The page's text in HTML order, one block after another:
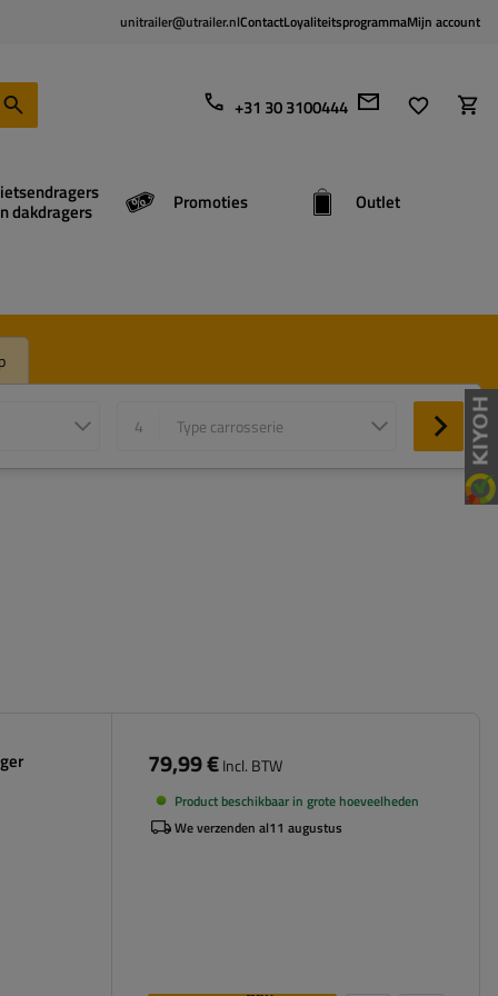
unitrailer@utrailer.nlContactLoyaliteitsprogrammaMijn account
+31 30 3100444
dakdragers Promoties Outlet
4 Type carrosserie
79,99 €Incl. BTW
Product beschikbaar in grote hoeveelheden
We verzenden al11 augustus